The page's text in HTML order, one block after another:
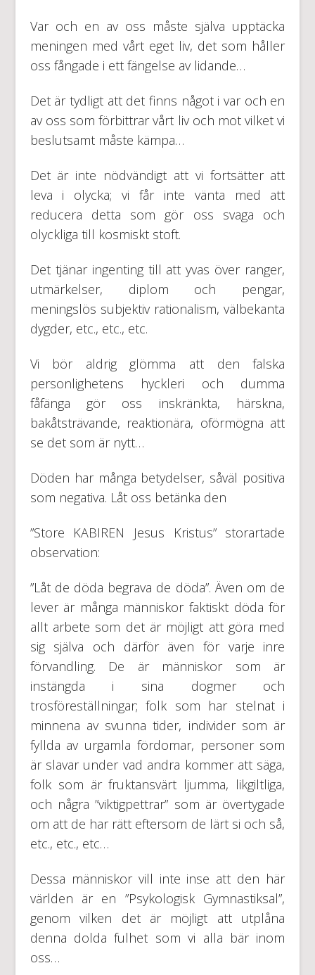
Var och en av oss måste själva upptäcka
meningen med vårt eget liv, det som håller
oss fångade i ett fängelse av lidande…
Det är tydligt att det finns något i var och en
av oss som förbittrar vårt liv och mot vilket vi
beslutsamt måste kämpa…
Det är inte nödvändigt att vi fortsätter att
leva i olycka; vi får inte vänta med att
reducera detta som gör oss svaga och
olyckliga till kosmiskt stoft.
Det tjänar ingenting till att yvas över ranger,
utmärkelser, diplom och pengar,
meningslös subjektiv rationalism, välbekanta
dygder, etc., etc., etc.
Vi bör aldrig glömma att den falska
personlighetens hyckleri och dumma
fåfänga gör oss inskränkta, härskna,
bakåtsträvande, reaktionära, oförmögna att
se det som är nytt…
Döden har många betydelser, såväl positiva
som negativa. Låt oss betänka den
”Store KABIREN Jesus Kristus” storartade
observation:
”Låt de döda begrava de döda”. Även om de
lever är många människor faktiskt döda för
allt arbete som det är möjligt att göra med
sig själva och därför även för varje inre
förvandling. De är människor som är
instängda i sina dogmer och
trosföreställningar; folk som har stelnat i
minnena av svunna tider, individer som är
fyllda av urgamla fördomar, personer som
är slavar under vad andra kommer att säga,
folk som är fruktansvärt ljumma, likgiltliga,
och några ”viktigpettrar” som är övertygade
om att de har rätt eftersom de lärt si och så,
etc., etc., etc…
Dessa människor vill inte inse att den här
världen är en ”Psykologisk Gymnastiksal”,
genom vilken det är möjligt att utplåna
denna dolda fulhet som vi alla bär inom
oss…